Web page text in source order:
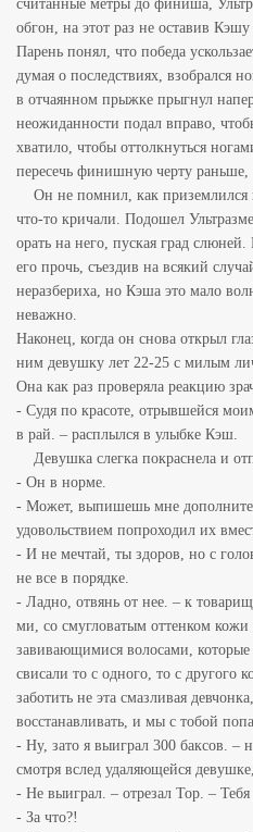
считанные метры до финиша,
обгон, на этот раз не оставив
Парень понял, что победа
думая о последствиях, взобрался
в отчаянном прыжке прыгнул
неожиданности подал вправо,
хватило, чтобы оттолкнуться
пересечь финишную черту раньше,
Он не помнил, как приземлился
что-то кричали. Подошел
орать на него, пуская град
его прочь, съездив на всякий
неразбериха, но Кэша это мало
неважно.
Наконец, когда он снова открыл
ним девушку лет 22-25 с милым
Она как раз проверяла реакцию
- Судя по красоте, отрывшейся
в рай. – расплылся в улыбке Кэш.
Девушка слегка покраснела и
- Он в норме.
- Может, выпишешь мне
удовольствием попроходил их
- И не мечтай, ты здоров, но с
не все в порядке.
- Ладно, отвянь от нее. – к
ми, со смугловатым оттенком
завивающимися волосами,
свисали то с одного, то с другого
заботить не эта смазливая
восстанавливать, и мы с тобой
- Ну, зато я выиграл 300 баксов.
смотря вслед удаляющейся
- Не выиграл. – отрезал Тор. –
- За что?!